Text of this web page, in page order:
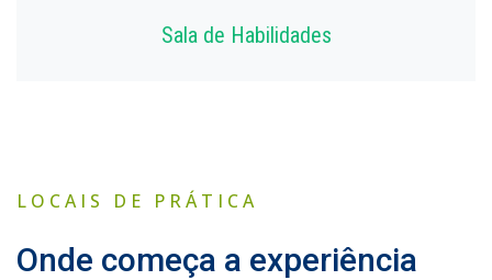
Sala de Habilidades​
LOCAIS DE PRÁTICA
Onde começa a experiência